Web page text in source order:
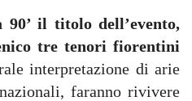
90’ il titolo dell’evento,
tre tenori fiorentini
interpretazione di arie
faranno rivivere